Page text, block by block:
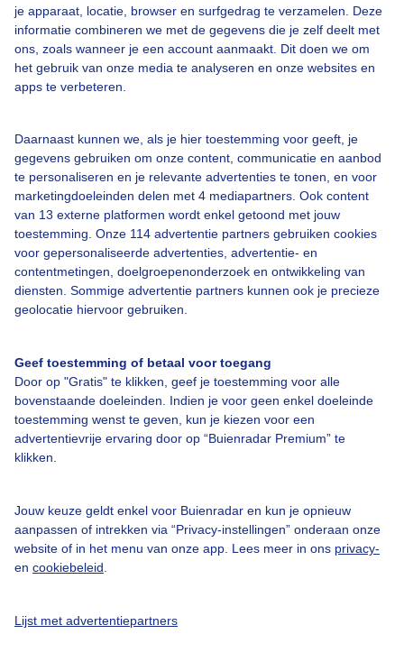
je apparaat, locatie, browser en surfgedrag te verzamelen. Deze
informatie combineren we met de gegevens die je zelf deelt met
ons, zoals wanneer je een account aanmaakt. Dit doen we om
het gebruik van onze media te analyseren en onze websites en
apps te verbeteren.
Daarnaast kunnen we, als je hier toestemming voor geeft, je
gegevens gebruiken om onze content, communicatie en aanbod
te personaliseren en je relevante advertenties te tonen, en voor
marketingdoeleinden delen met 4 mediapartners. Ook content
van 13 externe platformen wordt enkel getoond met jouw
toestemming. Onze 114 advertentie partners gebruiken cookies
voor gepersonaliseerde advertenties, advertentie- en
contentmetingen, doelgroepenonderzoek en ontwikkeling van
diensten. Sommige advertentie partners kunnen ook je precieze
geolocatie hiervoor gebruiken.
Geef toestemming of betaal voor toegang
Door op "Gratis" te klikken, geef je toestemming voor alle
bovenstaande doeleinden. Indien je voor geen enkel doeleinde
toestemming wenst te geven, kun je kiezen voor een
advertentievrije ervaring door op “Buienradar Premium” te
klikken.
Jouw keuze geldt enkel voor Buienradar en kun je opnieuw
aanpassen of intrekken via “Privacy-instellingen” onderaan onze
website of in het menu van onze app. Lees meer in ons privacy-
en cookiebeleid
Lijst met advertentiepartners
Bekijk slideshow
Een moment geduld aub...
Over Buienradar
Veelgestelde vragen
Contact
Toegankelijkheid
Gebruikersvoorwaarden
Buienradar Team
Privacy beleid
Privacy instellingen